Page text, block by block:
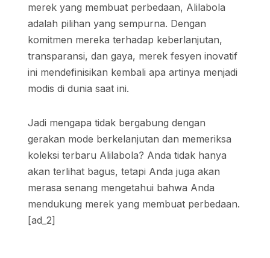
merek yang membuat perbedaan, Alilabola
adalah pilihan yang sempurna. Dengan
komitmen mereka terhadap keberlanjutan,
transparansi, dan gaya, merek fesyen inovatif
ini mendefinisikan kembali apa artinya menjadi
modis di dunia saat ini.
Jadi mengapa tidak bergabung dengan
gerakan mode berkelanjutan dan memeriksa
koleksi terbaru Alilabola? Anda tidak hanya
akan terlihat bagus, tetapi Anda juga akan
merasa senang mengetahui bahwa Anda
mendukung merek yang membuat perbedaan.
[ad_2]